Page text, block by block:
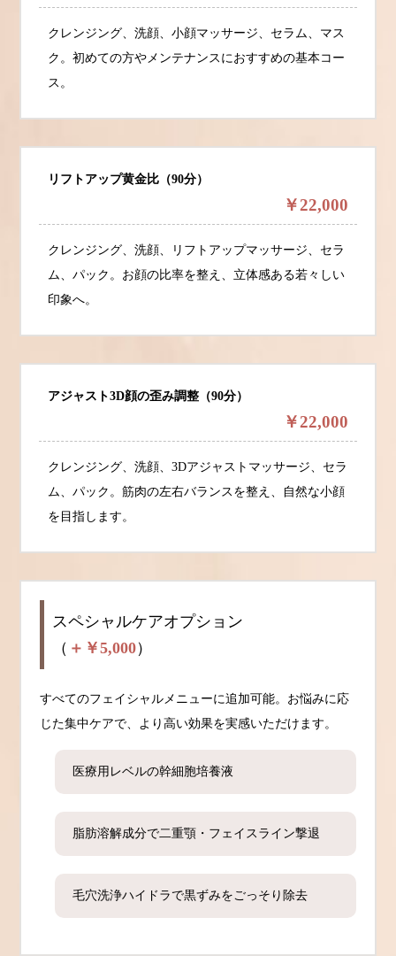
クレンジング、洗顔、小顔マッサージ、セラム、マス
ク。初めての方やメンテナンスにおすすめの基本コー
ス。
リフトアップ黄金比（90分）
￥22,000
クレンジング、洗顔、リフトアップマッサージ、セラ
ム、パック。お顔の比率を整え、立体感ある若々しい
印象へ。
アジャスト3D顔の歪み調整（90分）
￥22,000
クレンジング、洗顔、3Dアジャストマッサージ、セラ
ム、パック。筋肉の左右バランスを整え、自然な小顔
を目指します。
スペシャルケアオプション
（ ＋￥5,000）
すべてのフェイシャルメニューに追加可能。お悩みに応
じた集中ケアで、より高い効果を実感いただけます。
医療用レベルの幹細胞培養液
脂肪溶解成分で二重顎・フェイスライン撃退
毛穴洗浄ハイドラで黒ずみをごっそり除去